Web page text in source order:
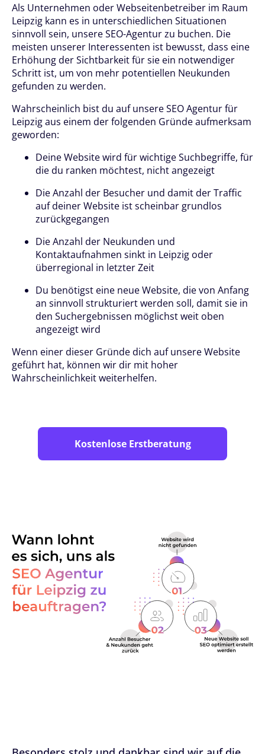
Als Unternehmen oder Webseitenbetreiber im Raum
Leipzig kann es in unterschiedlichen Situationen
sinnvoll sein, unsere SEO-Agentur zu buchen. Die
meisten unserer Interessenten ist bewusst, dass eine
Erhöhung der Sichtbarkeit für sie ein notwendiger
Schritt ist, um von mehr potentiellen Neukunden
gefunden zu werden.
Wahrscheinlich bist du auf unsere SEO Agentur für
Leipzig aus einem der folgenden Gründe aufmerksam
geworden:
Deine Website wird für wichtige Suchbegriffe, für
die du ranken möchtest, nicht angezeigt
Die Anzahl der Besucher und damit der Traffic
auf deiner Website ist scheinbar grundlos
zurückgegangen
Die Anzahl der Neukunden und
Kontaktaufnahmen sinkt in Leipzig oder
überregional in letzter Zeit
Du benötigst eine neue Website, die von Anfang
an sinnvoll strukturiert werden soll, damit sie in
den Suchergebnissen möglichst weit oben
angezeigt wird
Wenn einer dieser Gründe dich auf unsere Website
geführt hat, können wir dir mit hoher
Wahrscheinlichkeit weiterhelfen.
Kostenlose Erstberatung